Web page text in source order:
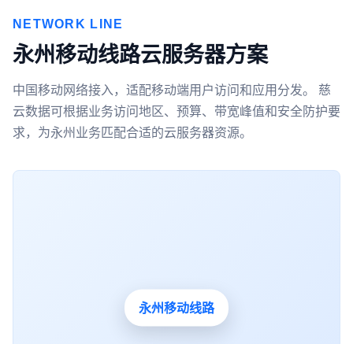
NETWORK LINE
永州移动线路云服务器方案
中国移动网络接入，适配移动端用户访问和应用分发。 慈
云数据可根据业务访问地区、预算、带宽峰值和安全防护要
求，为永州业务匹配合适的云服务器资源。